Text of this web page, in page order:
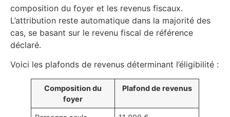
composition du foyer et les revenus fiscaux.
L’attribution reste automatique dans la majorité des
cas, se basant sur le revenu fiscal de référence
déclaré.
Voici les plafonds de revenus déterminant l’éligibilité :
Composition du
foyer
Plafond de revenus